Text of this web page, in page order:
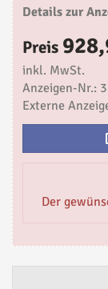
Details zur
Preis
inkl. MwSt.
Anzeigen-Nr.:
Externe
Der